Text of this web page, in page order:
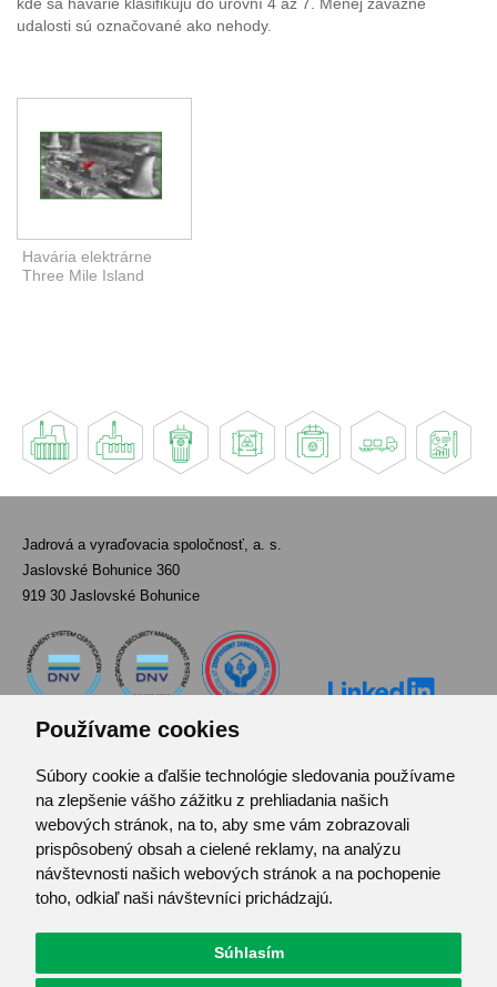
Používame cookies
Súbory cookie a ďalšie technológie sledovania používame
na zlepšenie vášho zážitku z prehliadania našich
webových stránok, na to, aby sme vám zobrazovali
prispôsobený obsah a cielené reklamy, na analýzu
návštevnosti našich webových stránok a na pochopenie
toho, odkiaľ naši návštevníci prichádzajú.
Súhlasím
kde sa havárie klasifikujú do úrovní 4 až 7. Menej závažné
udalosti sú označované ako nehody.
Havária elektrárne
Three Mile Island
Jadrová a vyraďovacia spoločnosť, a. s.
Jaslovské Bohunice 360
919 30 Jaslovské Bohunice
Kontakt
Pozvánka do infocentra
Zoznam použitých skratiek
Mapa stránok
RSS
Centrum predvolieb cookies